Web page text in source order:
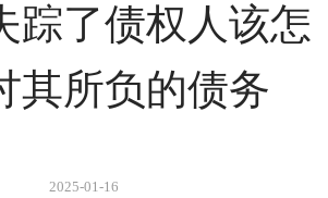
踪了债权人该怎
其所负的债务
2025-01-16